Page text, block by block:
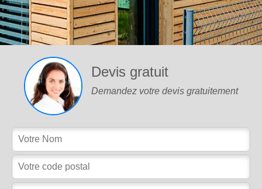
Devis gratuit
Demandez votre devis gratuitement